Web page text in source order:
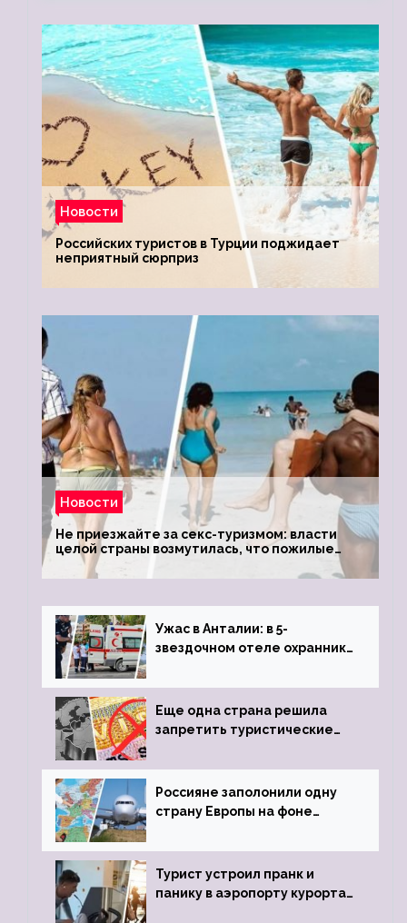
Новости
Российских туристов в Турции поджидает
неприятный сюрприз
Новости
Не приезжайте за секс-туризмом: власти
целой страны возмутилась, что пожилые
туристки массово едут к ним, чтобы
обзавестись молодыми любовниками
Ужас в Анталии: в 5-
звездочном отеле охранник
пистолета
Еще одна страна решила
запретить туристические
Россияне заполонили одну
страну Европы на фоне
виз
Турист устроил пранк и
панику в аэропорту курорта,